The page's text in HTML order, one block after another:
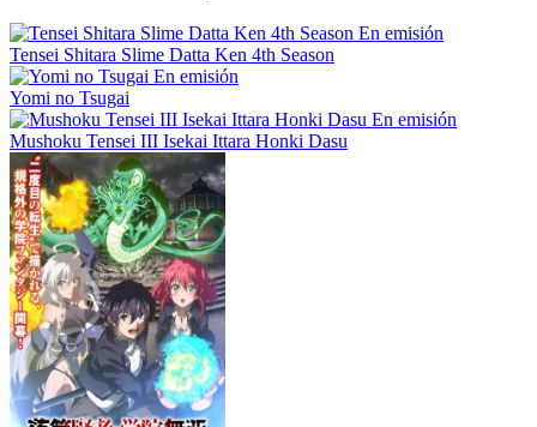
En emisión
Tensei Shitara Slime Datta Ken 4th Season
En emisión
Yomi no Tsugai
En emisión
Mushoku Tensei III Isekai Ittara Honki Dasu